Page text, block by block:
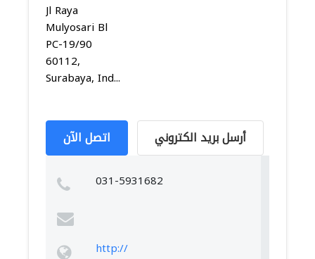
Jl Raya
Mulyosari Bl
PC-19/90
60112,
Surabaya, Ind...
اتصل الآن أرسل بريد الكتروني
031-5931682
http://